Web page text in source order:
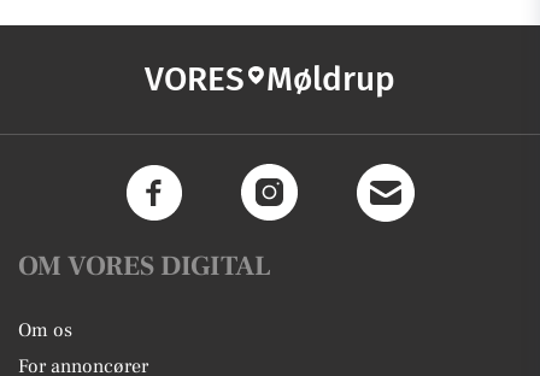
VORES Møldrup
OM VORES DIGITAL
Om os
For annoncører